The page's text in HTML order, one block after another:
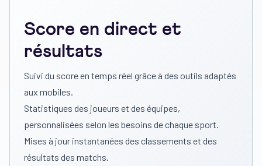
Score en direct et
résultats
Suivi du score en temps réel grâce à des outils adaptés
aux mobiles.
Statistiques des joueurs et des équipes,
personnalisées selon les besoins de chaque sport.
Mises à jour instantanées des classements et des
résultats des matchs.